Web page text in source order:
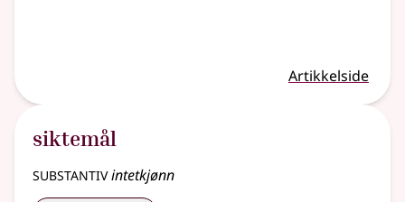
Artikkelside
siktemål
substantivintetkjønn